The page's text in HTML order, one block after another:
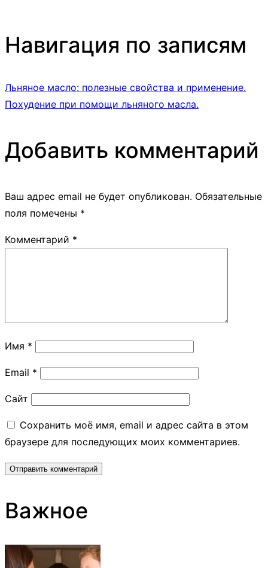
Навигация по записям
Льняное масло: полезные свойства и применение.
Похудение при помощи льняного масла.
Добавить комментарий
Ваш адрес email не будет опубликован. Обязательные
поля помечены *
Комментарий *
Имя *
Email *
Сайт
Сохранить моё имя, email и адрес сайта в этом
браузере для последующих моих комментариев.
Важное